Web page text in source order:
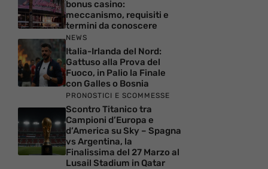
bonus casino:
meccanismo, requisiti e
termini da conoscere
NEWS
Italia-Irlanda del Nord:
Gattuso alla Prova del
Fuoco, in Palio la Finale
con Galles o Bosnia
PRONOSTICI E SCOMMESSE
Scontro Titanico tra
Campioni d’Europa e
d’America su Sky – Spagna
vs Argentina, la
Finalissima del 27 Marzo al
Lusail Stadium in Qatar